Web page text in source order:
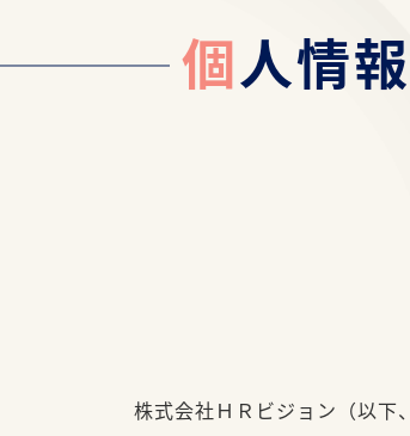
個 人情
株式会社ＨＲビジョン（以下